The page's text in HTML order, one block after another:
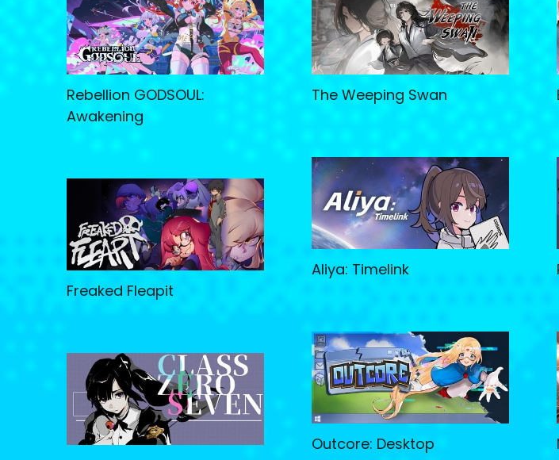
Rebellion GODSOUL:
Awakening
Freaked Fleapit
The Weeping Swan
Aliya: Timelink
Outcore: Desktop